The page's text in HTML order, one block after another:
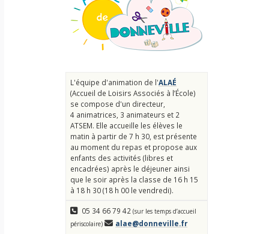
L'équipe d'animation de l'ALAÉ
(Accueil de Loisirs Associés à l’École)
se compose d'un directeur,
4 animatrices, 3 animateurs et 2
ATSEM. Elle accueille les élèves le
matin à partir de 7 h 30, est présente
au moment du repas et propose aux
enfants des activités (libres et
encadrées) après le déjeuner ainsi
que le soir après la classe de 16 h 15
à 18 h 30 (18 h 00 le vendredi).
05 34 66 79 42(sur les temps d’accueil
périscolaire)
alae@donneville.fr